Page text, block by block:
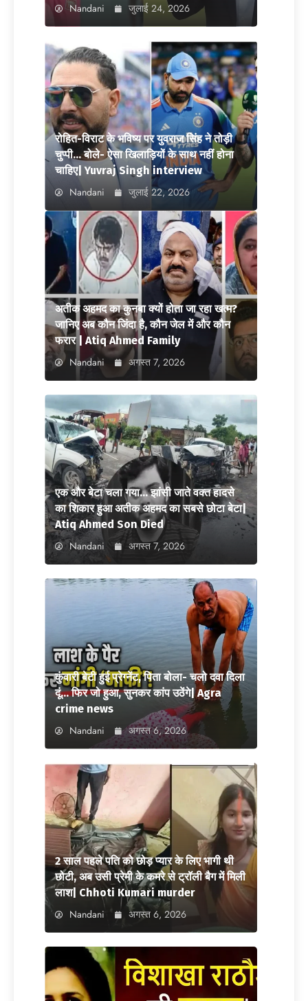
Nandani जुलाई 24, 2026
रोहित-विराट के भविष्य पर युवराज सिंह ने तोड़ी
चुप्पी… बोले- ऐसा खिलाड़ियों के साथ नहीं होना
चाहिए| Yuvraj Singh interview
Nandani जुलाई 22, 2026
अतीक अहमद का कुनबा क्यों होता जा रहा खत्म?
जानिए अब कौन जिंदा है, कौन जेल में और कौन
फरार | Atiq Ahmed Family
Nandani अगस्त 7, 2026
एक और बेटा चला गया… झांसी जाते वक्त हादसे
का शिकार हुआ अतीक अहमद का सबसे छोटा बेटा|
Atiq Ahmed Son Died
Nandani अगस्त 7, 2026
कुंवारी बेटी हुई प्रेग्नेंट, पिता बोला- चलो दवा दिला
दूं… फिर जो हुआ, सुनकर कांप उठेंगे| Agra
crime news
Nandani अगस्त 6, 2026
2 साल पहले पति को छोड़ प्यार के लिए भागी थी
छोटी, अब उसी प्रेमी के कमरे से ट्रॉली बैग में मिली
लाश| Chhoti Kumari murder
Nandani अगस्त 6, 2026